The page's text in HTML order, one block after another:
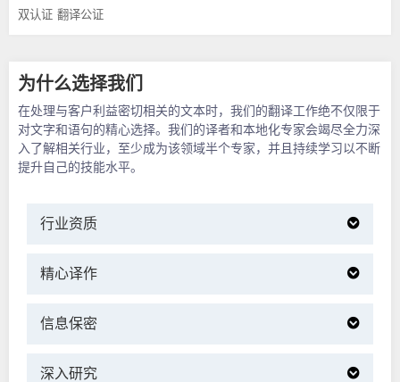
双认证 翻译公证
为什么选择我们
在处理与客户利益密切相关的文本时，我们的翻译工作绝不仅限于
对文字和语句的精心选择。我们的译者和本地化专家会竭尽全力深
入了解相关行业，至少成为该领域半个专家，并且持续学习以不断
提升自己的技能水平。
行业资质
精心译作
信息保密
深入研究